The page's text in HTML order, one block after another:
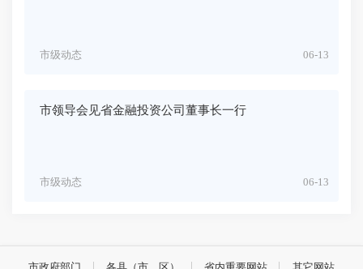
06-13
市级动态
市领导会见省金融投资公司董事长一行
06-13
市级动态